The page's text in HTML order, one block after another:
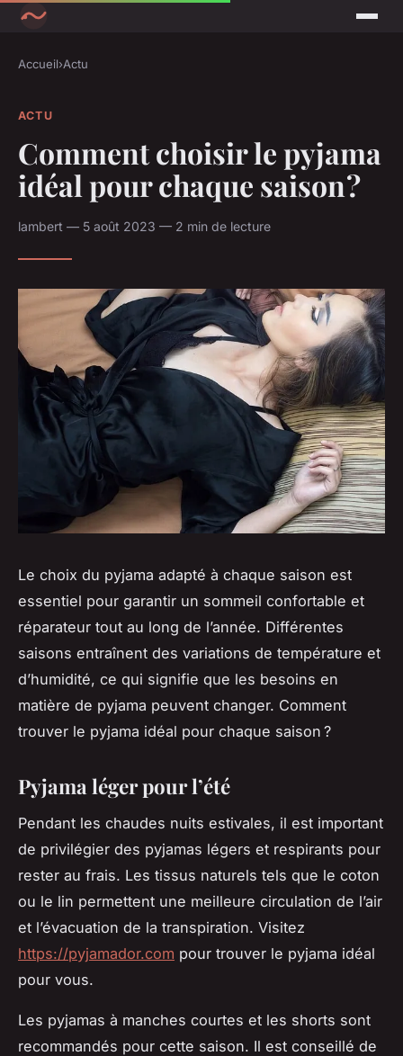
Accueil›Actu
ACTU
Comment choisir le pyjama
idéal pour chaque saison ?
lambert — 5 août 2023 — 2 min de lecture
Le choix du pyjama adapté à chaque saison est
essentiel pour garantir un sommeil confortable et
réparateur tout au long de l’année. Différentes
saisons entraînent des variations de température et
d’humidité, ce qui signifie que les besoins en
matière de pyjama peuvent changer. Comment
trouver le pyjama idéal pour chaque saison ?
Pyjama léger pour l’été
Pendant les chaudes nuits estivales, il est important
de privilégier des pyjamas légers et respirants pour
rester au frais. Les tissus naturels tels que le coton
ou le lin permettent une meilleure circulation de l’air
et l’évacuation de la transpiration. Visitez
https://pyjamador.com pour trouver le pyjama idéal
pour vous.
Les pyjamas à manches courtes et les shorts sont
recommandés pour cette saison. Il est conseillé de